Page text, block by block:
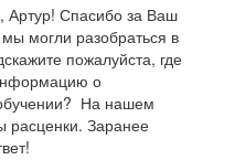
Артур! Спасибо за Ваш
могли разобраться в
пожалуйста, где
о
На нашем
расценки. Заранее